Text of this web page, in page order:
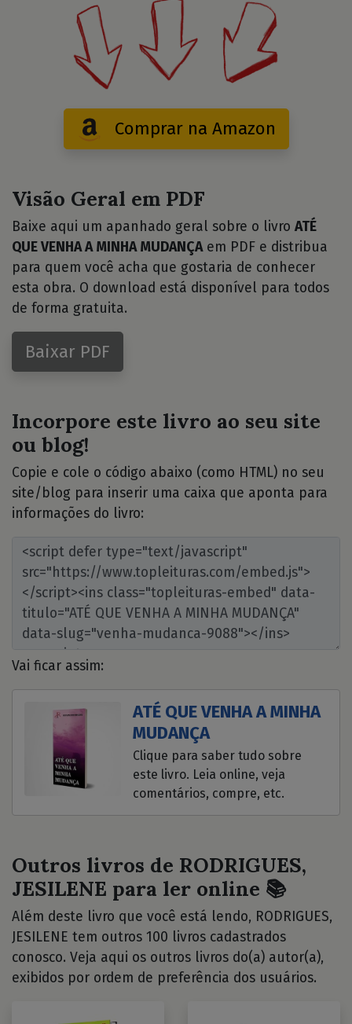
Comprar na Amazon
Visão Geral em PDF
Baixe aqui um apanhado geral sobre o livro ATÉ
QUE VENHA A MINHA MUDANÇAem PDF e distribua
para quem você acha que gostaria de conhecer
esta obra. O download está disponível para todos
de forma gratuita.
Baixar PDF
Incorpore este livro ao seu site
ou blog!
Copie e cole o código abaixo (como HTML) no seu
site/blog para inserir uma caixa que aponta para
informações do livro:
Vai ficar assim:
ATÉ QUE VENHA A MINHA
MUDANÇA
Clique para saber tudo sobre
este livro. Leia online, veja
comentários, compre, etc.
Outros livros de RODRIGUES,
JESILENE para ler online 📚
Além deste livro que você está lendo, RODRIGUES,
JESILENE tem outros 100 livros cadastrados
conosco. Veja aqui os outros livros do(a) autor(a),
exibidos por ordem de preferência dos usuários.